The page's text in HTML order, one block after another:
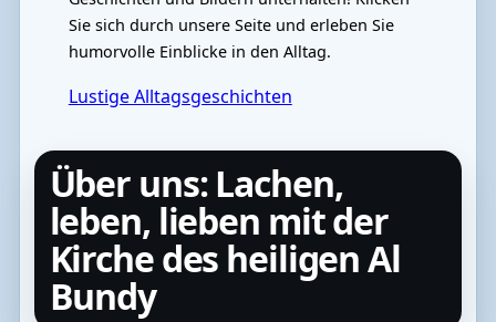
Sie sich durch unsere Seite und erleben Sie
humorvolle Einblicke in den Alltag.
Lustige Alltagsgeschichten
Über uns: Lachen,
leben, lieben mit der
Kirche des heiligen Al
Bundy